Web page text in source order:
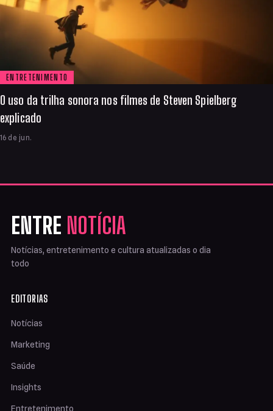
ENTRETENIMENTO
O uso da trilha sonora nos filmes de Steven Spielberg
explicado
16 de jun.
ENTRE NOTÍCIA
Notícias, entretenimento e cultura atualizadas o dia
todo
EDITORIAS
Notícias
Marketing
Saúde
Insights
Entretenimento